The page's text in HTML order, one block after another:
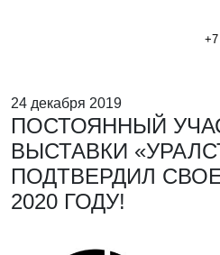
+7
24 декабря 2019
ПОСТОЯННЫЙ
ВЫСТАВКИ
ПОДТВЕРДИЛ
2020 ГОДУ!